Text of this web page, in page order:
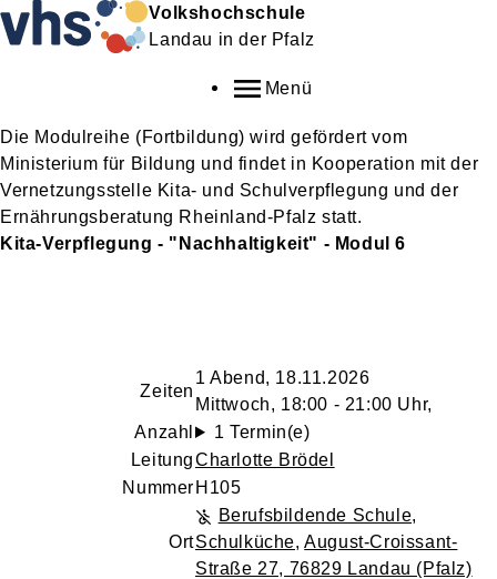
Volkshochschule
Landau in der Pfalz
Menü
Die Modulreihe (Fortbildung) wird gefördert vom
Ministerium für Bildung und findet in Kooperation mit der
Vernetzungsstelle Kita- und Schulverpflegung und der
Ernährungsberatung Rheinland-Pfalz statt.
Kita-Verpflegung - "Nachhaltigkeit" - Modul 6
Zeiten
1 Abend, 18.11.2026
Mittwoch, 18:00 - 21:00 Uhr,
Anzahl
1 Termin(e)
LeitungCharlotte Brödel
Nummer H105
Ort
Berufsbildende Schule,
Schulküche,August-Croissant-
Straße 27, 76829 Landau (Pfalz)